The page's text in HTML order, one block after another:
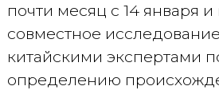
почти месяц с 14 января и
совместное
китайскими экспертами
определению